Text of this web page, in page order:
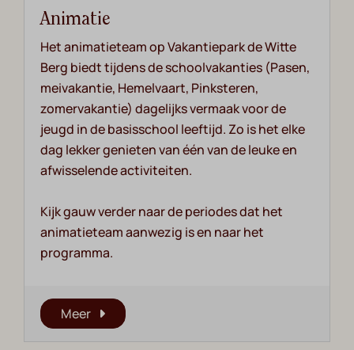
Animatie
Het animatieteam op Vakantiepark de Witte
Berg biedt tijdens de schoolvakanties (Pasen,
meivakantie, Hemelvaart, Pinksteren,
zomervakantie) dagelijks vermaak voor de
jeugd in de basisschool leeftijd. Zo is het elke
dag lekker genieten van één van de leuke en
afwisselende activiteiten.
Kijk gauw verder naar de periodes dat het
animatieteam aanwezig is en naar het
programma.
Meer